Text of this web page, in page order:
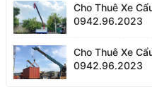
Cho Thuê Xe
0942.96.2023
Cho Thuê Xe
0942.96.2023